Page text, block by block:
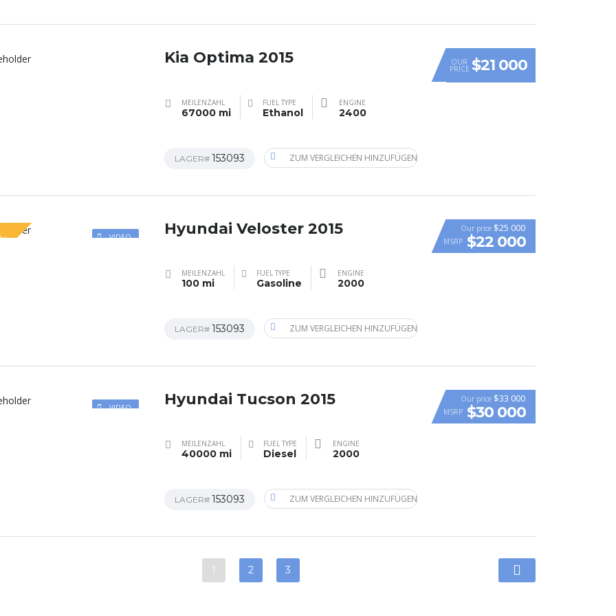
OUR
PRICE $21 000
Kia Optima 2015
MEILENZAHL
67000 mi
FUEL TYPE
Ethanol
ENGINE
2400
LAGER# 153093 ZUM VERGLEICHEN HINZUFÜGEN
VIDEO
Our price $25 000
MSRP $22 000
Hyundai Veloster 2015
MEILENZAHL
100 mi
FUEL TYPE
Gasoline
ENGINE
2000
LAGER# 153093 ZUM VERGLEICHEN HINZUFÜGEN
VIDEO
Our price $33 000
MSRP $30 000
Hyundai Tucson 2015
MEILENZAHL
40000 mi
FUEL TYPE
Diesel
ENGINE
2000
LAGER# 153093 ZUM VERGLEICHEN HINZUFÜGEN
1 2 3